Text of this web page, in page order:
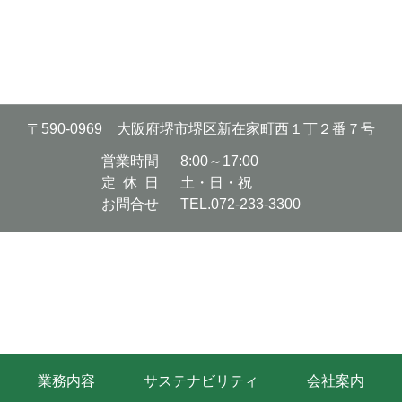
〒590-0969 大阪府堺市堺区新在家町西１丁２番７号
営業時間
8:00～17:00
定休日
土・日・祝
お問合せ
TEL.072-233-3300
業務内容 サステナビリティ 会社案内